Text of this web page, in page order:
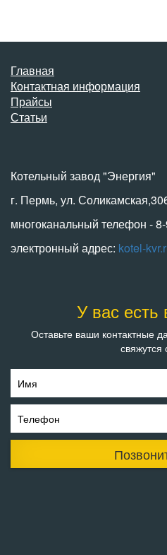
Главная
Контактная информация
Прайсы
Статьи
Котельный завод "Энергия"
г. Пермь, ул.
многоканальный телефон -
электронный адрес: kotel-
У вас есть
Оставьте ваши контактные
свяжутся
Имя
Телефон